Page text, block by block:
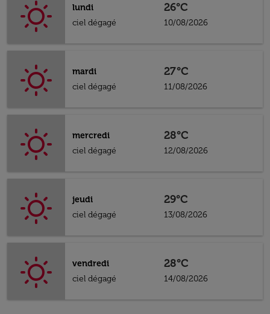
lundi
ciel dégagé
26°C
10/08/2026
mardi
ciel dégagé
27°C
11/08/2026
mercredi
ciel dégagé
28°C
12/08/2026
jeudi
ciel dégagé
29°C
13/08/2026
vendredi
ciel dégagé
28°C
14/08/2026